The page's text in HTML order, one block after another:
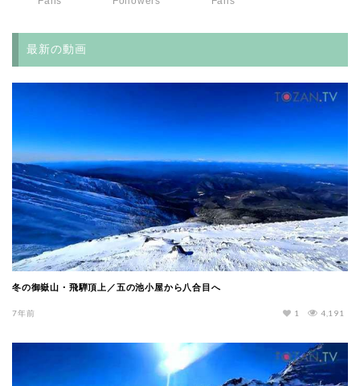
最新の動画
冬の御嶽山・飛騨頂上／五の池小屋から八合目へ
7年前 4,191
1